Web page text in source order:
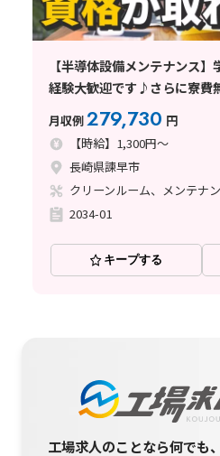
【半導体設備メンテナンス
経験大歓迎です♪さらに寮費
月収例279,730 円
【時給】1,300円～
長崎県諫早市
クリーンルーム、メンテナ
2034-01
キープする
工場求人のことなら何でも